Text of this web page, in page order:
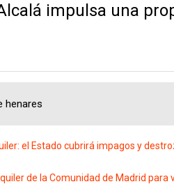
impulsa una
henares
el Estado cubrirá impagos y
de la Comunidad de Madrid para